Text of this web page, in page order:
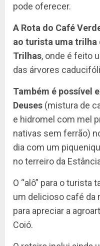
pode oferecer.
A Rota do Café
ao turista uma trilha
Trilhas, onde é feito
das árvores
Também é possível
Deuses (mistura de
e hidromel com mel
nativas sem ferrão)
dia com um
no terreiro da
O “alô” para o
um delicioso café da
para apreciar a
Coió.